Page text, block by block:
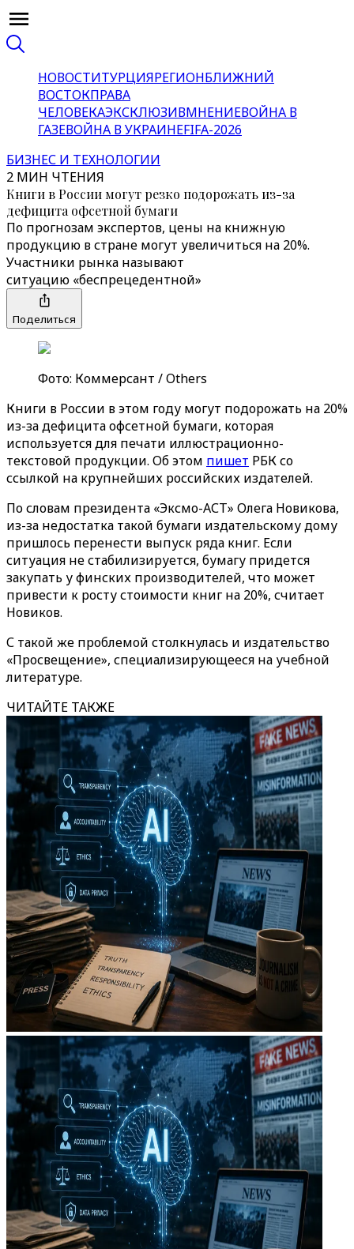
НОВОСТИТУРЦИЯРЕГИОНБЛИЖНИЙ
ВОСТОКПРАВА
ЧЕЛОВЕКАЭКСКЛЮЗИВМНЕНИЕВОЙНА В
ГАЗЕВОЙНА В УКРАИНЕFIFA-2026
БИЗНЕС И ТЕХНОЛОГИИ
2 МИН ЧТЕНИЯ
Книги в России могут резко подорожать из-за
дефицита офсетной бумаги
По прогнозам экспертов, цены на книжную
продукцию в стране могут увеличиться на 20%.
Участники рынка называют
ситуацию «беспрецедентной»
Поделиться
Фото: Коммерсант / Others
Книги в России в этом году могут подорожать на 20%
из-за дефицита офсетной бумаги, которая
используется для печати иллюстрационно-
текстовой продукции. Об этом пишет РБК со
ссылкой на крупнейших российских издателей.
По словам президента «Эксмо-АСТ» Олега Новикова,
из-за недостатка такой бумаги издательскому дому
пришлось перенести выпуск ряда книг. Если
ситуация не стабилизируется, бумагу придется
закупать у финских производителей, что может
привести к росту стоимости книг на 20%, считает
Новиков.
С такой же проблемой столкнулась и издательство
«Просвещение», специализирующееся на учебной
литературе.
ЧИТАЙТЕ ТАКЖЕ